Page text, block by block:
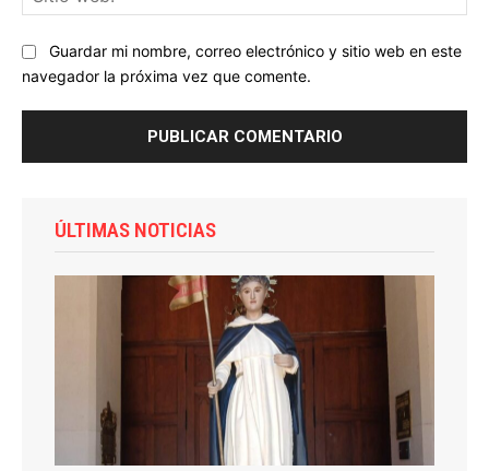
Guardar mi nombre, correo electrónico y sitio web en este
navegador la próxima vez que comente.
ÚLTIMAS NOTICIAS